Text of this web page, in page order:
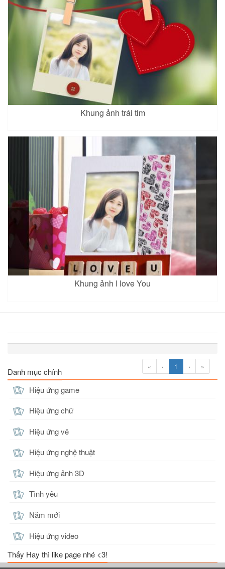
Khung ảnh trái tim
Khung ảnh I love You
« ‹ 1 › »
Danh mục chính
Hiệu ứng game
Hiệu ứng chữ
Hiệu ứng vẽ
Hiệu ứng nghệ thuật
Hiệu ứng ảnh 3D
Tình yêu
Năm mới
Hiệu ứng video
Thấy Hay thì like page nhé <3!